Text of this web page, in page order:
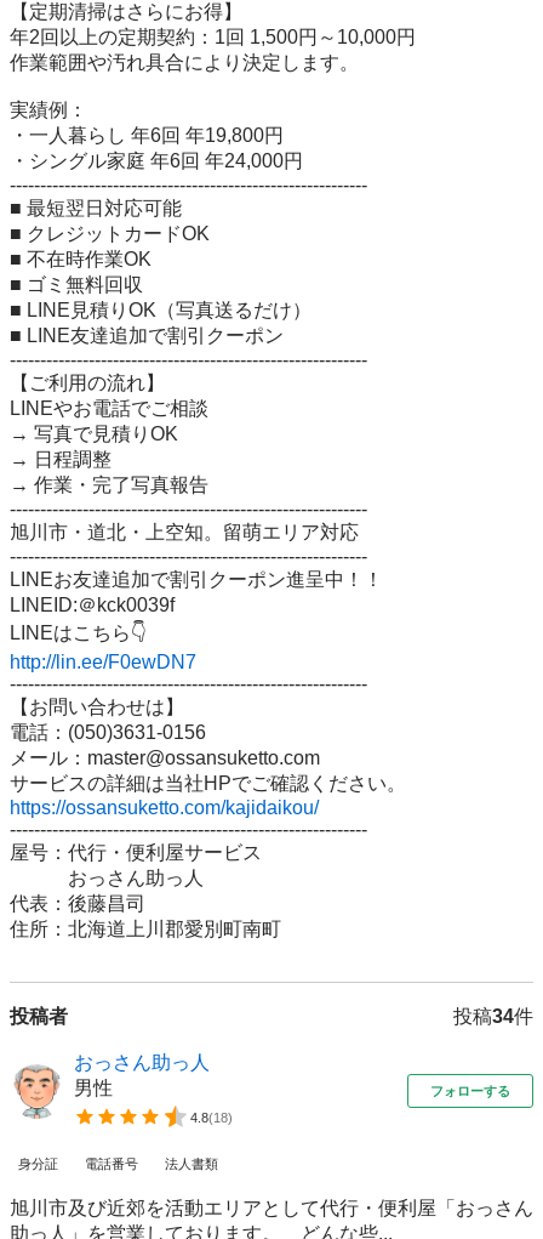
【定期清掃はさらにお得】
年2回以上の定期契約：1回 1,500円～10,000円
作業範囲や汚れ具合により決定します。
実績例：
・一人暮らし 年6回 年19,800円
・シングル家庭 年6回 年24,000円
-----------------------------------------------------------
■ 最短翌日対応可能
■ クレジットカードOK
■ 不在時作業OK
■ ゴミ無料回収
■ LINE見積りOK（写真送るだけ）
■ LINE友達追加で割引クーポン
-----------------------------------------------------------
【ご利用の流れ】
LINEやお電話でご相談
→ 写真で見積りOK
→ 日程調整
→ 作業・完了写真報告
-----------------------------------------------------------
旭川市・道北・上空知。留萌エリア対応
-----------------------------------------------------------
LINEお友達追加で割引クーポン進呈中！！
LINEID:＠kck0039f
http://lin.ee/F0ewDN7
-----------------------------------------------------------
【お問い合わせは】
電話：(050)3631-0156
メール：master@ossansuketto.com
https://ossansuketto.com/kajidaikou/
-----------------------------------------------------------
屋号：代行・便利屋サービス
おっさん助っ人
代表：後藤昌司
住所：北海道上川郡愛別町南町
投稿者 投稿34件
おっさん助っ人
男性
4.8(18)
フォローする
身分証 電話番号 法人書類
旭川市及び近郊を活動エリアとして代行・便利屋「おっさん
助っ人」を営業しております。 どんな些...